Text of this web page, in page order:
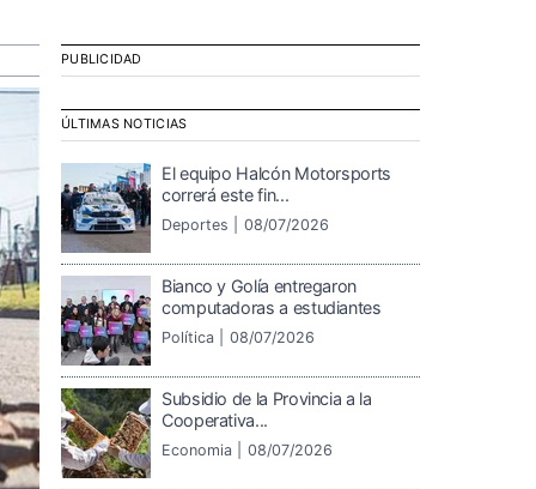
PUBLICIDAD
ÚLTIMAS NOTICIAS
El equipo Halcón Motorsports
correrá este fin...
Deportes | 08/07/2026
Bianco y Golía entregaron
computadoras a estudiantes
Política | 08/07/2026
Subsidio de la Provincia a la
Cooperativa...
Economia | 08/07/2026